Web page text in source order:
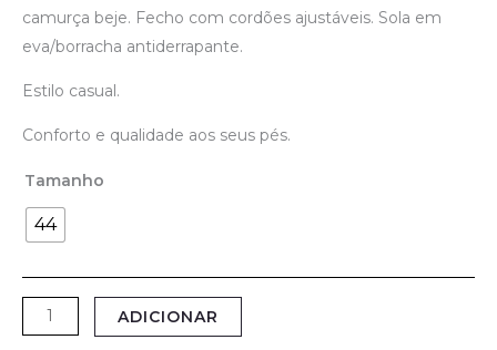
camurça beje. Fecho com cordões ajustáveis. Sola em
eva/borracha antiderrapante.
Estilo casual.
Conforto e qualidade aos seus pés.
Tamanho
44
Quantidade
de
ADICIONAR